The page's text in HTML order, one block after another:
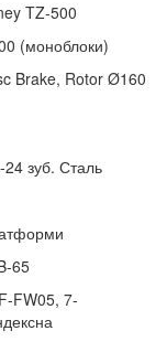
TZ-500
(моноблоки)
Brake, Rotor Ø160
зуб. Сталь
65
FW05, 7-